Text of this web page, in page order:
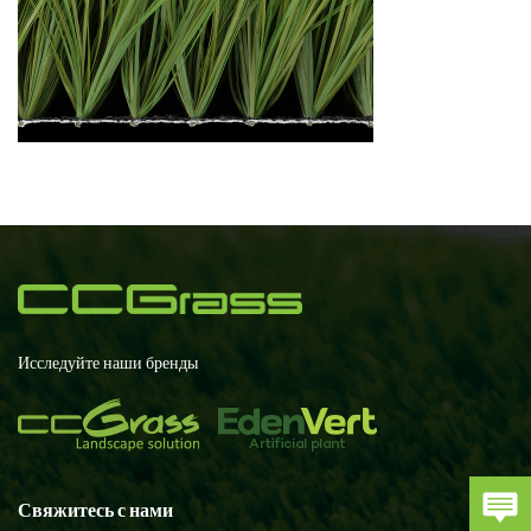
Исследуйте наши бренды
Свяжитесь с нами